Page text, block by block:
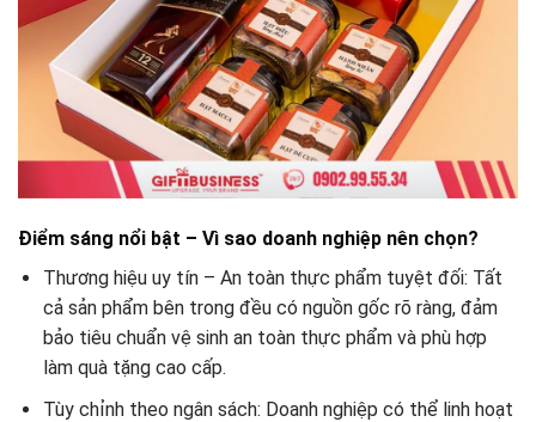
Điểm sáng nổi bật – Vì sao doanh nghiệp nên chọn?
Thương hiệu uy tín – An toàn thực phẩm tuyệt đối: Tất
cả sản phẩm bên trong đều có nguồn gốc rõ ràng, đảm
bảo tiêu chuẩn vệ sinh an toàn thực phẩm và phù hợp
làm quà tặng cao cấp.
Tùy chỉnh theo ngân sách: Doanh nghiệp có thể linh hoạt